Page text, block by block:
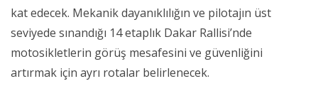
kat edecek. Mekanik dayanıklılığın ve pilotajın üst
seviyede sınandığı 14 etaplık Dakar Rallisi’nde
motosikletlerin görüş mesafesini ve güvenliğini
artırmak için ayrı rotalar belirlenecek.